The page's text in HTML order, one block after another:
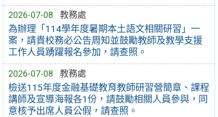
2026-07-08 教務處
為辦理「114學年度暑期本土語文相關研習」一
案，請貴校務必公告周知並鼓勵教師及教學支援
工作人員踴躍報名參加，請查照。
2026-07-08 教務處
檢送115年度金融基礎教育教師研習營簡章、課程
講師及宣導海報各1份，請鼓勵相關人員參與，同
意核予出席人員公假，請查照。